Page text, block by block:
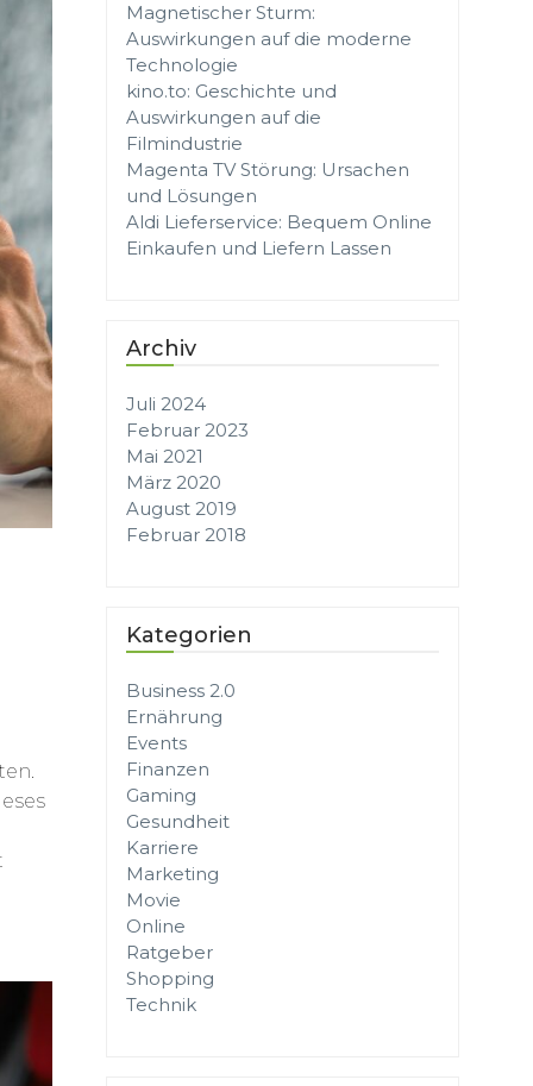
Magnetischer Sturm:
Auswirkungen auf die moderne
Technologie
kino.to: Geschichte und
Auswirkungen auf die
Filmindustrie
Magenta TV Störung: Ursachen
und Lösungen
Aldi Lieferservice: Bequem Online
Einkaufen und Liefern Lassen
Archiv
Juli 2024
Februar 2023
Mai 2021
März 2020
August 2019
Februar 2018
Kategorien
Business 2.0
Ernährung
Events
Finanzen
Gaming
Gesundheit
Karriere
Marketing
Movie
Online
Ratgeber
Shopping
Technik